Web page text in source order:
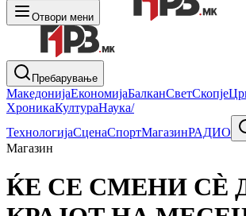
Отвори мени
Пребарување
МакедонијаЕкономијаБалканСветСкопје
ХроникаКултураНаука/
ТехнологијаСценаСпортМагазинРАДИО
Магазин
ЌЕ СЕ СМЕНИ СÈ